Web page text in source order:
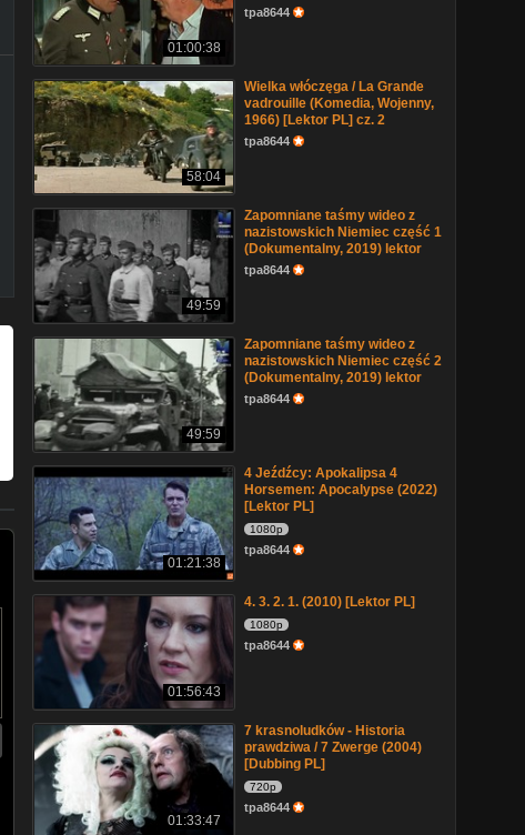
01:00:38
tpa8644
58:04
Wielka włóczęga / La Grande
vadrouille (Komedia, Wojenny,
1966) [Lektor PL] cz. 2
tpa8644
49:59
Zapomniane taśmy wideo z
nazistowskich Niemiec część 1
(Dokumentalny, 2019) lektor
tpa8644
49:59
Zapomniane taśmy wideo z
nazistowskich Niemiec część 2
(Dokumentalny, 2019) lektor
tpa8644
01:21:38
4 Jeźdźcy: Apokalipsa 4
Horsemen: Apocalypse (2022)
[Lektor PL]
1080p
tpa8644
01:56:43
4. 3. 2. 1. (2010) [Lektor PL]
1080p
tpa8644
01:33:47
7 krasnoludków - Historia
prawdziwa / 7 Zwerge (2004)
[Dubbing PL]
720p
tpa8644